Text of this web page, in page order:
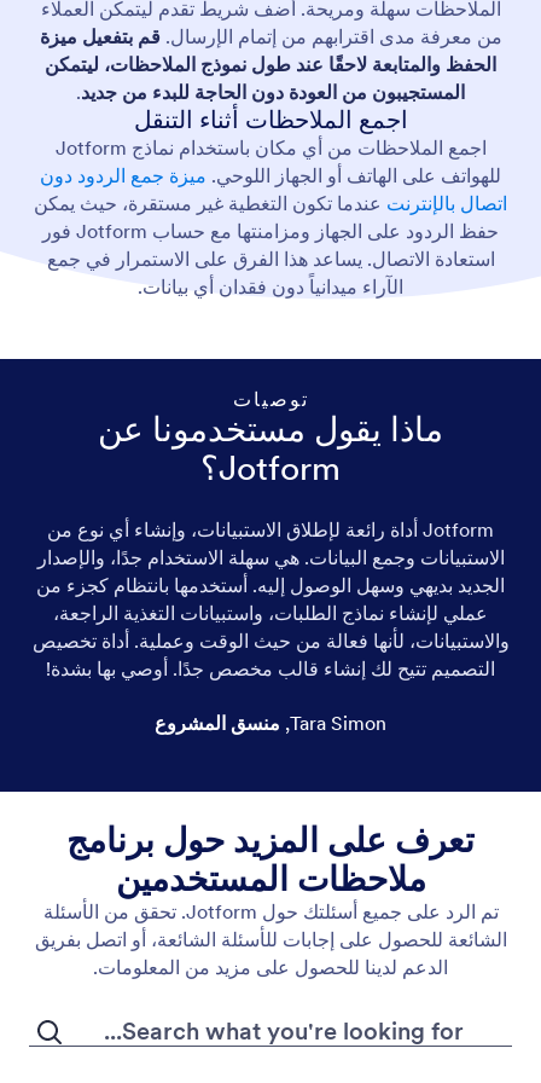
الملاحظات سهلة ومريحة. أضف شريط تقدم ليتمكن العملاء
من معرفة مدى اقترابهم من إتمام الإرسال.قم بتفعيل ميزة
الحفظ والمتابعة لاحقًا عند طول نموذج الملاحظات، ليتمكن
المستجيبون من العودة دون الحاجة للبدء من جديد.
اجمع الملاحظات أثناء التنقل
اجمع الملاحظات من أي مكان باستخدام نماذج Jotform
للهواتف على الهاتف أو الجهاز اللوحي. ميزة جمع الردود دون
اتصال بالإنترنت عندما تكون التغطية غير مستقرة، حيث يمكن
حفظ الردود على الجهاز ومزامنتها مع حساب Jotform فور
استعادة الاتصال. يساعد هذا الفرق على الاستمرار في جمع
الآراء ميدانياً دون فقدان أي بيانات.
توصيات
ماذا يقول مستخدمونا عن
Jotform؟
Jotform أداة رائعة لإطلاق الاستبيانات، وإنشاء أي نوع من
الاستبيانات وجمع البيانات. هي سهلة الاستخدام جدًا، والإصدار
الجديد بديهي وسهل الوصول إليه. أستخدمها بانتظام كجزء من
عملي لإنشاء نماذج الطلبات، واستبيانات التغذية الراجعة،
والاستبيانات، لأنها فعالة من حيث الوقت وعملية. أداة تخصيص
التصميم تتيح لك إنشاء قالب مخصص جدًا. أوصي بها بشدة!
Tara Simon
, منسق المشروع
تعرف على المزيد حول برنامج
ملاحظات المستخدمين
تم الرد على جميع أسئلتك حول Jotform. تحقق من الأسئلة
الشائعة للحصول على إجابات للأسئلة الشائعة، أو اتصل بفريق
الدعم لدينا للحصول على مزيد من المعلومات.